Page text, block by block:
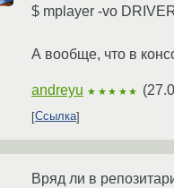
$ mplayer -vo
А вообще, что в
andreyu ★★★★★ (
Ссылка
Вряд ли в